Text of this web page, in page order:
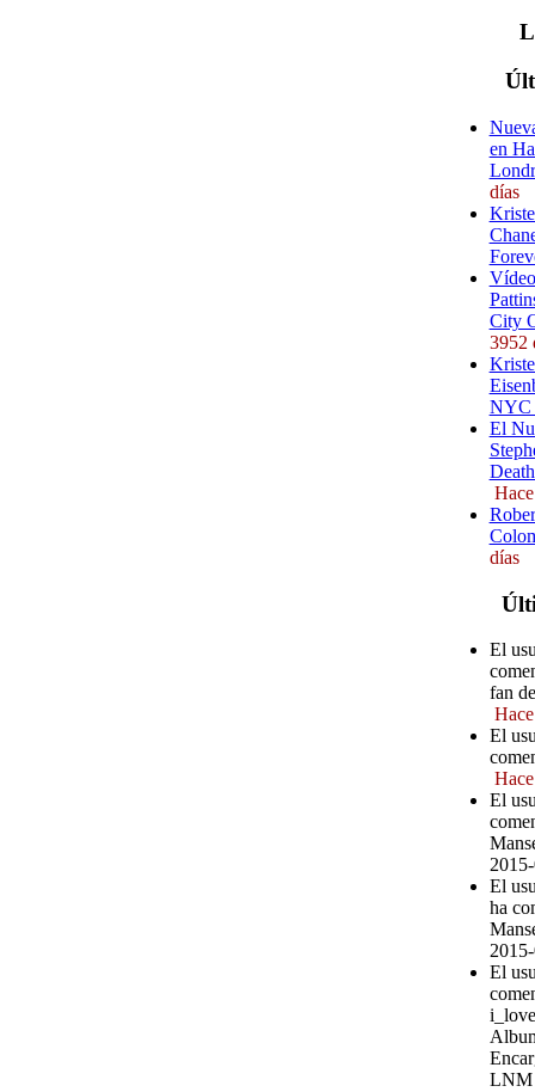
en
días
City
3952
NYC
El
días
El
fan
El
El
El
ha
El
LNM